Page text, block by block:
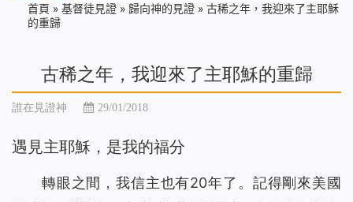
首頁 » 基督徒見證 » 歸向神的見證 » 古稀之年，我迎來了主耶穌
的重歸
古稀之年，我迎來了主耶穌的重歸
誰在見證神 29/01/2018
遇見主耶穌，是我的福分
轉眼之間，我信主也有20年了。記得剛來美國